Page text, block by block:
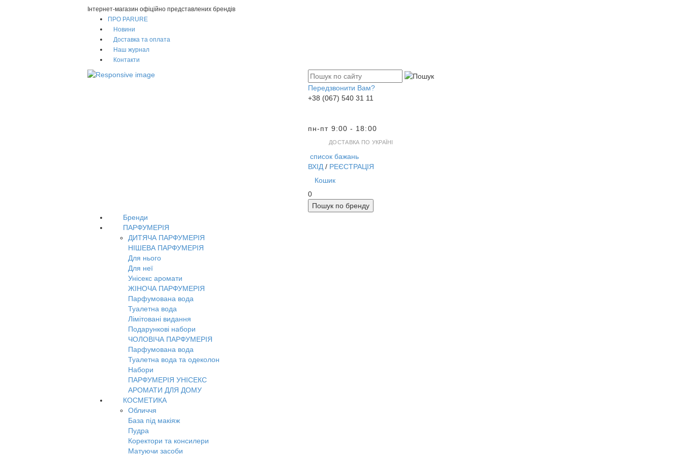
Інтернет-магазин офіційно представлених брендів
ПРО PARURE
Новини
Доставка та оплата
Наш журнал
Контакти
Передзвонити Вам?
+38 (067) 540 31 11
пн-пт 9:00 - 18:00
ДОСТАВКА ПО УКРАЇНІ
список бажань
ВХІД / РЕЄСТРАЦІЯ
Кошик
0
Пошук по бренду
Бренди
ПАРФУМЕРІЯ
ДИТЯЧА ПАРФУМЕРІЯ
НІШЕВА ПАРФУМЕРІЯ
Для нього
Для неї
Унісекс аромати
ЖІНОЧА ПАРФУМЕРІЯ
Парфумована вода
Туалетна вода
Лімітовані видання
Подарункові набори
ЧОЛОВІЧА ПАРФУМЕРІЯ
Парфумована вода
Туалетна вода та одеколон
Набори
ПАРФУМЕРІЯ УНІСЕКС
АРОМАТИ ДЛЯ ДОМУ
КОСМЕТИКА
Обличчя
База під макіяж
Пудра
Коректори та консилери
Матуючи засоби